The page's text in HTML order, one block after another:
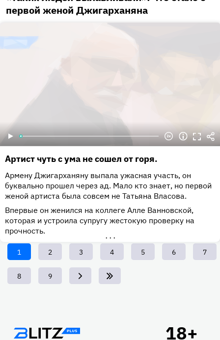
первой женой Джигарханяна
Артист чуть с ума не сошел от горя.
Армену Джигарханяну выпала ужасная участь, он
буквально прошел через ад. Мало кто знает, но первой
женой артиста была совсем не Татьяна Власова.
Впервые он женился на коллеге Алле Ванновской,
которая и устроила супругу жестокую проверку на
прочность.
•••
Текущая
страница
1 Page
2 Page
3 Page
4 Page
5 Page
6 Page
7
Page
8 Page
9